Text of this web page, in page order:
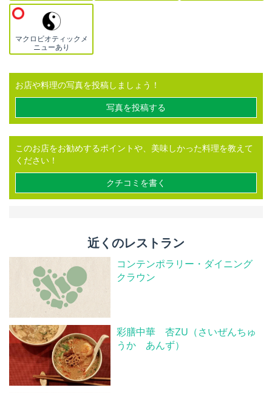
マクロビオティックメ
ニューあり
お店や料理の写真を投稿しましょう！
写真を投稿する
このお店をお勧めするポイントや、美味しかった料理を教えて
ください！
クチコミを書く
近くのレストラン
コンテンポラリー・ダイニング
クラウン
彩膳中華 杏ZU（さいぜんちゅ
うか あんず）